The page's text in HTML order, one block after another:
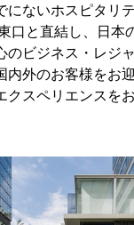
にないホスピタリ
口と直結し、日本
のビジネス・レジ
内外のお客様をお
クスペリエンスを